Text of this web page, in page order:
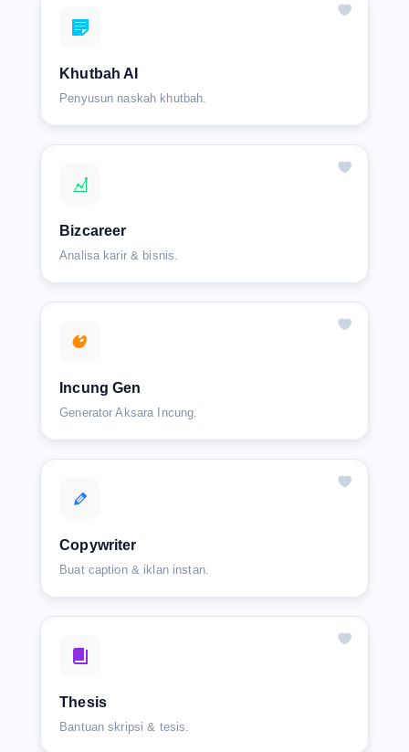
Khutbah AI
Penyusun naskah khutbah.
Bizcareer
Analisa karir & bisnis.
Incung Gen
Generator Aksara Incung.
Copywriter
Buat caption & iklan instan.
Thesis
Bantuan skripsi & tesis.